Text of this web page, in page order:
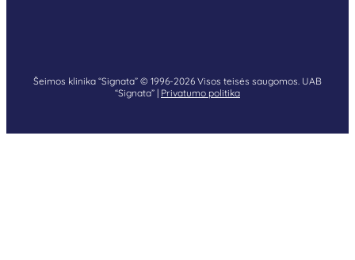
Šeimos klinika “Signata” © 1996-2026 Visos teisės saugomos. UAB
“Signata” | Privatumo politika